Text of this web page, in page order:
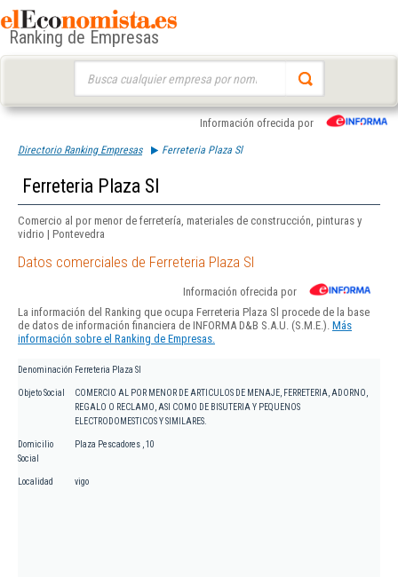
Ranking de Empresas
Información ofrecida por
Directorio Ranking Empresas Ferreteria Plaza Sl
Ferreteria Plaza Sl
Comercio al por menor de ferretería, materiales de construcción, pinturas y
vidrio | Pontevedra
Datos comerciales de Ferreteria Plaza Sl
Información ofrecida por
La información del Ranking que ocupa Ferreteria Plaza Sl procede de la base
de datos de información financiera de INFORMA D&B S.A.U. (S.M.E.). Más
información sobre el Ranking de Empresas.
Denominación Ferreteria Plaza Sl
Objeto Social
COMERCIO AL POR MENOR DE ARTICULOS DE MENAJE, FERRETERIA, ADORNO,
REGALO O RECLAMO, ASI COMO DE BISUTERIA Y PEQUENOS
ELECTRODOMESTICOS Y SIMILARES.
Domicilio
Social
Plaza Pescadores , 10
Localidad vigo